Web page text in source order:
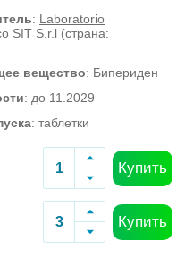
: Laboratorio
SIT S.r.l (страна:
вещество: Бипериден
: до 11.2029
: таблетки
Купить
Купить